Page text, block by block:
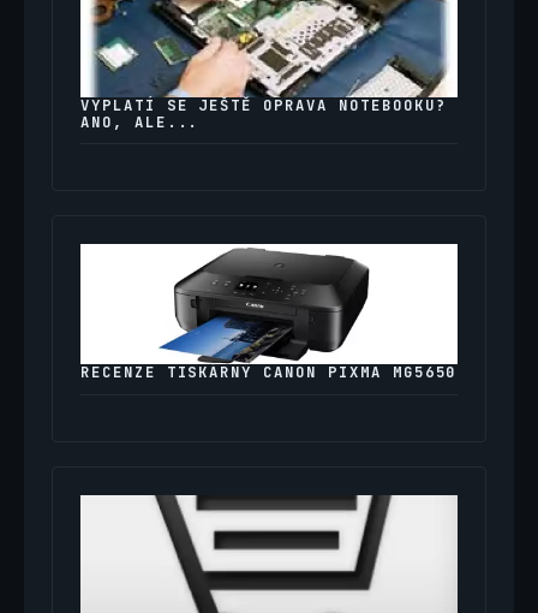
VYPLATÍ SE JEŠTĚ OPRAVA NOTEBOOKU?
ANO, ALE...
RECENZE TISKÁRNY CANON PIXMA MG5650